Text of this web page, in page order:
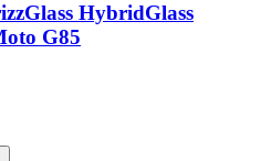
HybridGlass
G85